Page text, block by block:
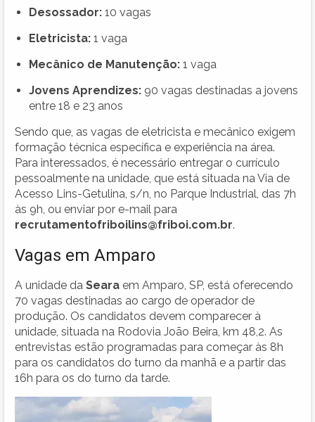
Desossador: 10 vagas
Eletricista: 1 vaga
Mecânico de Manutenção: 1 vaga
Jovens Aprendizes: 90 vagas destinadas a jovens
entre 18 e 23 anos
Sendo que, as vagas de eletricista e mecânico exigem
formação técnica específica e experiência na área.
Para interessados, é necessário entregar o currículo
pessoalmente na unidade, que está situada na Via de
Acesso Lins-Getulina, s/n, no Parque Industrial, das 7h
às 9h, ou enviar por e-mail para
recrutamentofriboilins@friboi.com.br.
Vagas em Amparo
A unidade da Seara em Amparo, SP, está oferecendo
70 vagas destinadas ao cargo de operador de
produção. Os candidatos devem comparecer à
unidade, situada na Rodovia João Beira, km 48,2. As
entrevistas estão programadas para começar às 8h
para os candidatos do turno da manhã e a partir das
16h para os do turno da tarde.